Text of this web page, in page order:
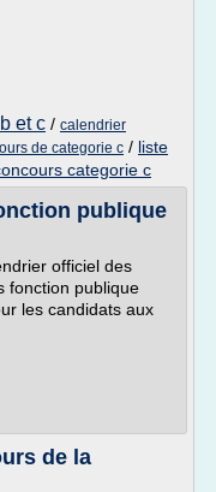
et c / calendrier
de categorie c / liste
categorie c
publique
officiel des
fonction publique
les candidats aux
de la